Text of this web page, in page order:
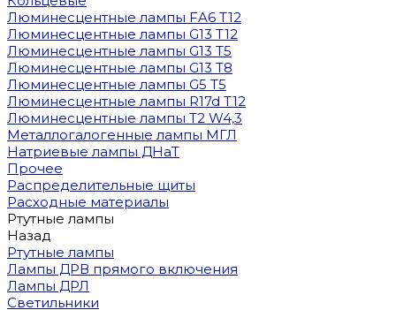
Люминесцентные лампы FA6 T12
Люминесцентные лампы G13 T12
Люминесцентные лампы G13 T5
Люминесцентные лампы G13 T8
Люминесцентные лампы G5 T5
Люминесцентные лампы R17d T12
Люминесцентные лампы T2 W4,3
Металлогалогенные лампы МГЛ
Натриевые лампы ДНаТ
Прочее
Распределительные щиты
Расходные материалы
Ртутные лампы
Назад
Ртутные лампы
Лампы ДРВ прямого включения
Лампы ДРЛ
Светильники